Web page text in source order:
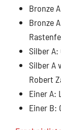
Bronze
Bronze
Silber
Silber A
Robert
Einer A:
Einer B: